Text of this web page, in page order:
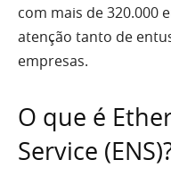
com mais de 320.000
atenção tanto de
empresas.
O que é
Service